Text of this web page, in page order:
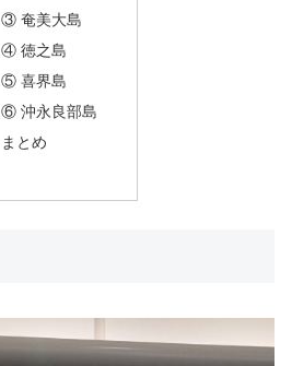
③ 奄美大島
④ 徳之島
⑤ 喜界島
⑥ 沖永良部島
まとめ